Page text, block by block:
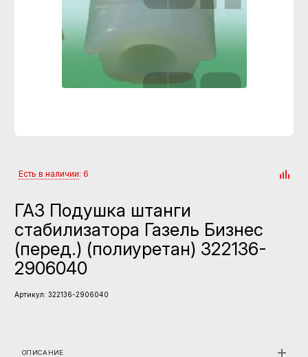
Есть в наличии: 6
ГАЗ Подушка штанги
стабилизатора Газель Бизнес
(перед.) (полиуретан) 322136-
2906040
Артикул: 322136-2906040
ОПИСАНИЕ